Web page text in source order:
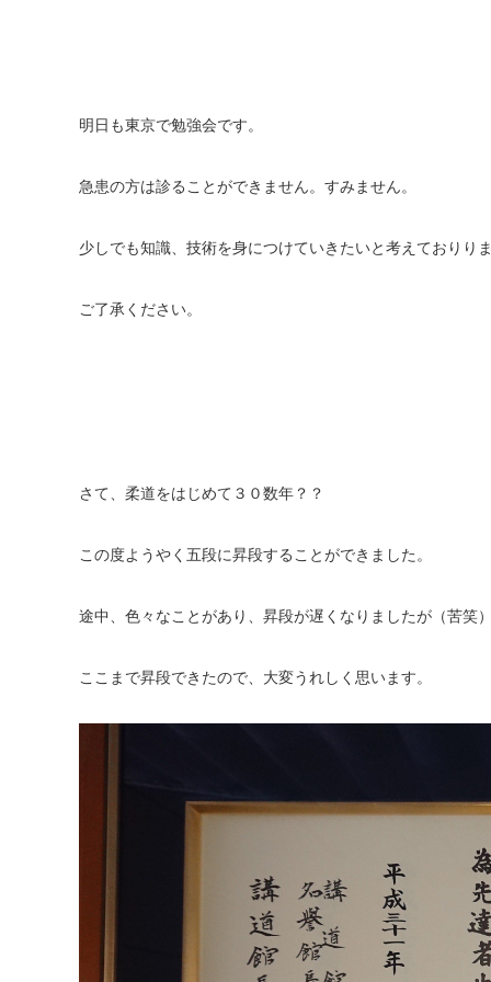
明日も東京で勉強会です。
急患の方は診ることができません。すみません。
少しでも知識、技術を身につけていきたいと考えておりり
ご了承ください。
さて、柔道をはじめて３０数年？？
この度ようやく五段に昇段することができました。
途中、色々なことがあり、昇段が遅くなりましたが（苦笑
ここまで昇段できたので、大変うれしく思います。